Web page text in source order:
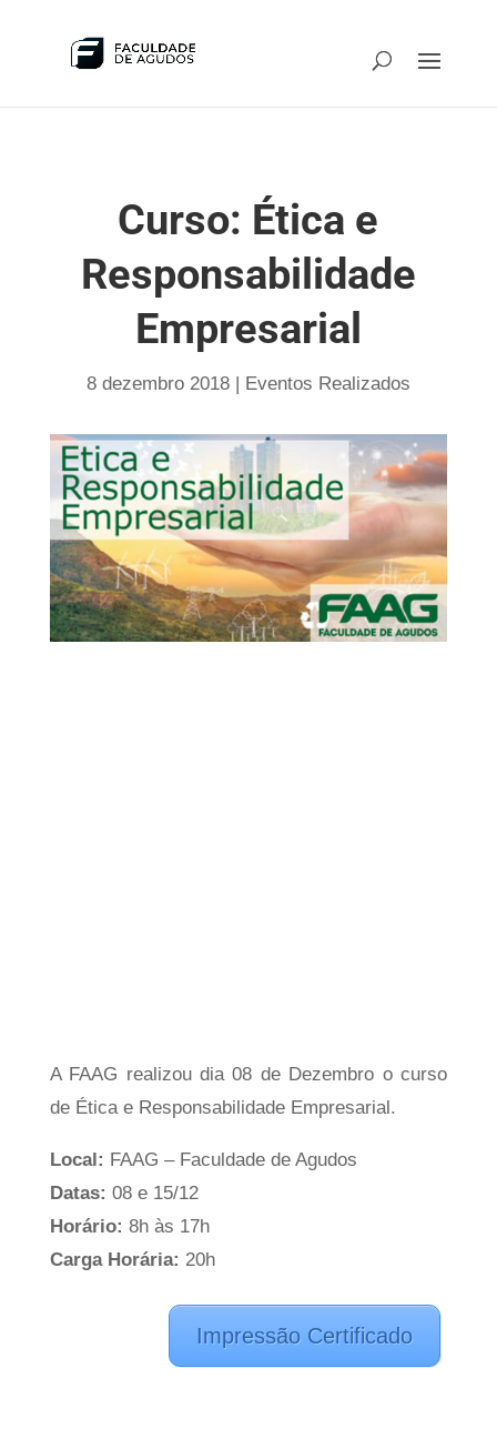
Curso: Ética e
Responsabilidade
Empresarial
8 dezembro 2018| Eventos Realizados
A FAAG realizou dia 08 de Dezembro o curso
de Ética e Responsabilidade Empresarial.
Local: FAAG – Faculdade de Agudos
Datas: 08 e 15/12
Horário: 8h às 17h
Carga Horária: 20h
Impressão Certificado